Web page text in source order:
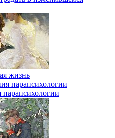
жизнь
парапсихологии